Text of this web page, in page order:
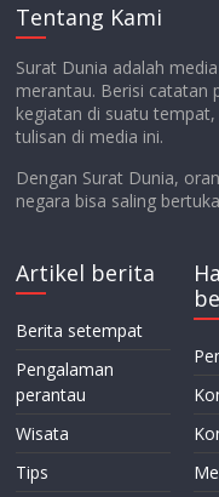
Tentang Kami
Surat Dunia adalah
merantau. Berisi catatan
kegiatan di suatu
tulisan di media ini.
Dengan Surat Dunia,
negara bisa saling
Artikel berita
Berita setempat
Pengalaman
perantau
Wisata
Tips